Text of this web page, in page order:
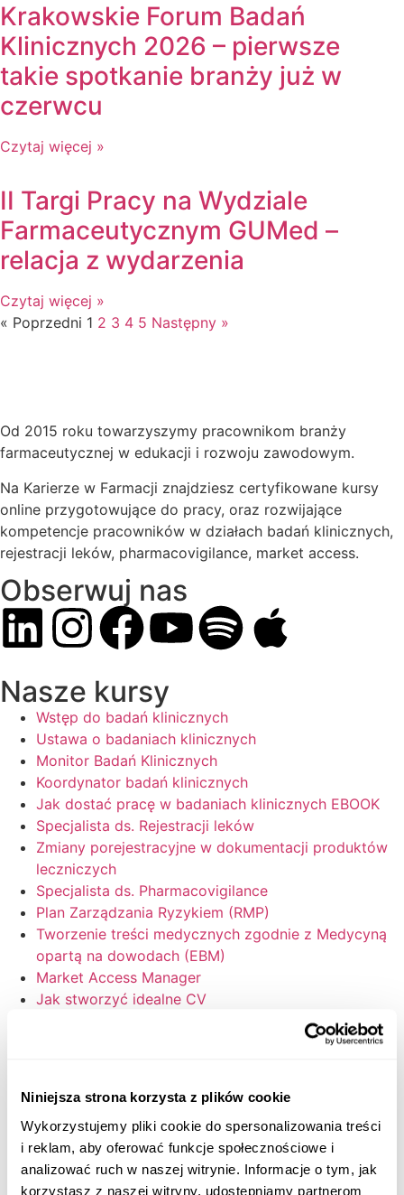
Niniejsza strona korzysta z plików cookie
Wykorzystujemy pliki cookie do spersonalizowania treści
i reklam, aby oferować funkcje społecznościowe i
analizować ruch w naszej witrynie. Informacje o tym, jak
korzystasz z naszej witryny, udostępniamy partnerom
Krakowskie Forum Badań
Klinicznych 2026 – pierwsze
takie spotkanie branży już w
czerwcu
Czytaj więcej »
II Targi Pracy na Wydziale
Farmaceutycznym GUMed –
relacja z wydarzenia
Czytaj więcej »
« Poprzedni 1 2 3 4 5 Następny »
Od 2015 roku towarzyszymy pracownikom branży
farmaceutycznej w edukacji i rozwoju zawodowym.
Na Karierze w Farmacji znajdziesz certyfikowane kursy
online przygotowujące do pracy, oraz rozwijające
kompetencje pracowników w działach badań klinicznych,
rejestracji leków, pharmacovigilance, market access.
Obserwuj nas
Nasze kursy
Wstęp do badań klinicznych
Ustawa o badaniach klinicznych
Monitor Badań Klinicznych
Koordynator badań klinicznych
Jak dostać pracę w badaniach klinicznych EBOOK
Specjalista ds. Rejestracji leków
Zmiany porejestracyjne w dokumentacji produktów
leczniczych
Specjalista ds. Pharmacovigilance
Plan Zarządzania Ryzykiem (RMP)
Tworzenie treści medycznych zgodnie z Medycyną
opartą na dowodach (EBM)
Market Access Manager
Jak stworzyć idealne CV